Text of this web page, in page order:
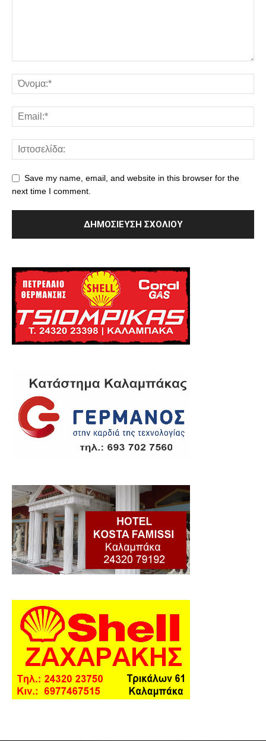
Save my name, email, and website in this browser for the
next time I comment.